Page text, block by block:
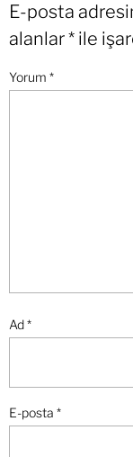
E-posta
alanlar* ile
Yorum *
Ad*
E-posta *